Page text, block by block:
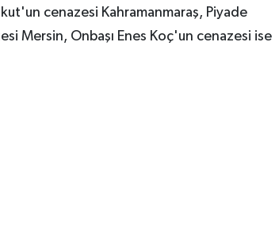
cenazesi Kahramanmaraş, Piyade
Mersin, Onbaşı Enes Koç'un cenazesi ise